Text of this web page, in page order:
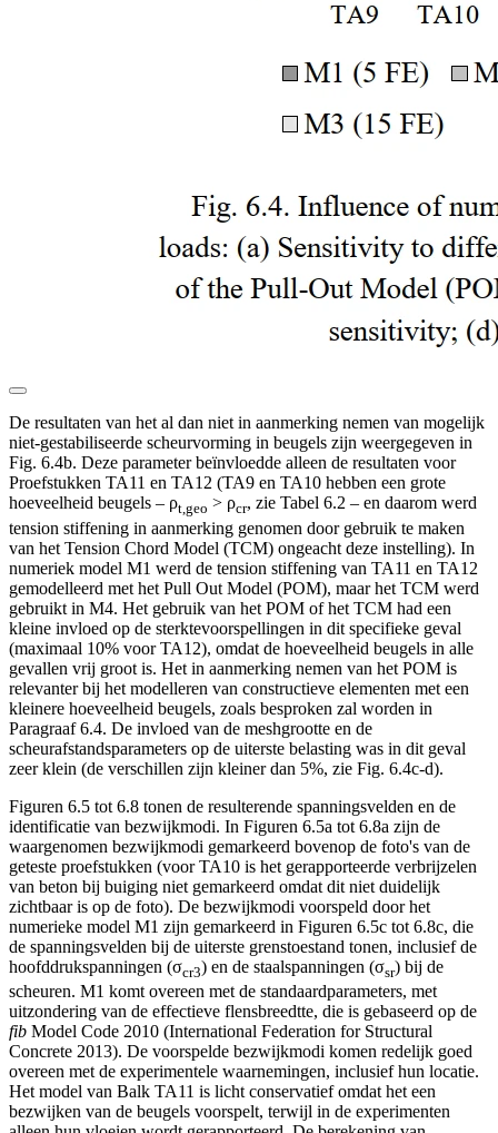
De resultaten van het al dan niet in aanmerking nemen van mogelijk
niet-gestabiliseerde scheurvorming in beugels zijn weergegeven in
Fig. 6.4b. Deze parameter beïnvloedde alleen de resultaten voor
Proefstukken TA11 en TA12 (TA9 en TA10 hebben een grote
hoeveelheid beugels – ρt,geo > ρcr, zie Tabel 6.2 – en daarom werd
tension stiffening in aanmerking genomen door gebruik te maken
van het Tension Chord Model (TCM) ongeacht deze instelling). In
numeriek model M1 werd de tension stiffening van TA11 en TA12
gemodelleerd met het Pull Out Model (POM), maar het TCM werd
gebruikt in M4. Het gebruik van het POM of het TCM had een
kleine invloed op de sterktevoor­spellingen in dit specifieke geval
(maximaal 10% voor TA12), omdat de hoeveelheid beugels in alle
gevallen vrij groot is. Het in aanmerking nemen van het POM is
relevanter bij het modelleren van constructieve elementen met een
kleinere hoeveelheid beugels, zoals besproken zal worden in
Paragraaf 6.4. De invloed van de meshgrootte en de
scheurafstandsparameters op de uiterste belasting was in dit geval
zeer klein (de verschillen zijn kleiner dan 5%, zie Fig. 6.4c-d).
Figuren 6.5 tot 6.8 tonen de resulterende spanningsvelden en de
identificatie van bezwijkmodi. In Figuren 6.5a tot 6.8a zijn de
waargenomen bezwijkmodi gemarkeerd bovenop de foto's van de
geteste proefstukken (voor TA10 is het gerapporteerde verbrijzelen
van beton bij buiging niet gemarkeerd omdat dit niet duidelijk
zichtbaar is op de foto). De bezwijkmodi voorspeld door het
numerieke model M1 zijn gemarkeerd in Figuren 6.5c tot 6.8c, die
de spanningsvelden bij de uiterste grenstoestand tonen, inclusief de
hoofddrukspanningen (σcr3) en de staalspanningen (σsr) bij de
scheuren. M1 komt overeen met de standaardparameters, met
uitzondering van de effectieve flensbreedtte, die is gebaseerd op de
fib Model Code 2010 (International Federation for Structural
Concrete 2013). De voorspelde bezwijkmodi komen redelijk goed
overeen met de experimentele waarnemingen, inclusief hun locatie.
Het model van Balk TA11 is licht conservatief omdat het een
bezwijken van de beugels voorspelt, terwijl in de experimenten